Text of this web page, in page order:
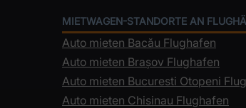
MIETWAGEN-STANDORTE AN
Auto mieten Bacău Flughafen
Auto mieten Brașov Flughafen
Auto mieten Bucuresti Otopeni
Auto mieten Chisinau Flughafen